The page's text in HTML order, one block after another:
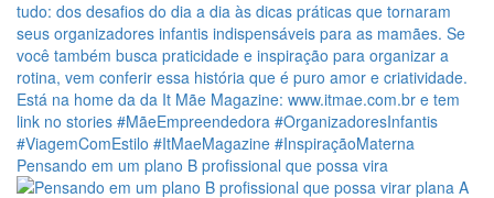
Pensando em um plano B profissional que possa vira